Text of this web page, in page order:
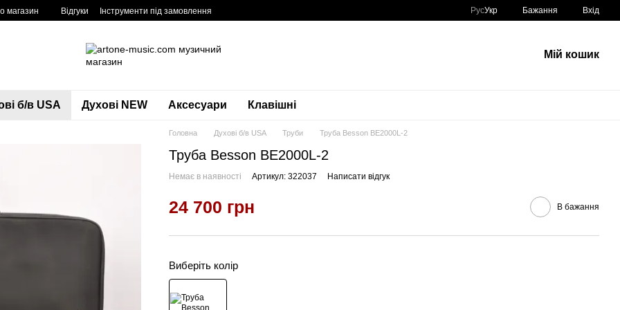
магазин Відгуки Інструменти під замовлення РусУкр Бажання Вхід
Мій кошик
б/в USA Духові NEW Аксесуари Клавішні
Головна Духові б/в USA Труби Труба Besson BE2000L-2
Труба Besson BE2000L-2
Немає в наявності Артикул: 322037 Написати відгук
24 700 грн В бажання
Виберіть колір